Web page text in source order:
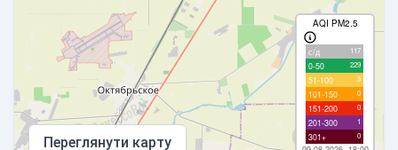
AQI PM2.5
с/д 117
0-50 229
51-100 3
101-150 0
151-200 0
201-300 1
301+ 0
Переглянути карту